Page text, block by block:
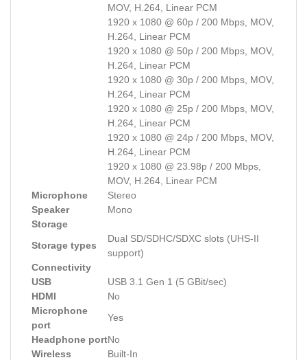
MOV, H.264, Linear PCM
1920 x 1080 @ 60p / 200 Mbps, MOV,
H.264, Linear PCM
1920 x 1080 @ 50p / 200 Mbps, MOV,
H.264, Linear PCM
1920 x 1080 @ 30p / 200 Mbps, MOV,
H.264, Linear PCM
1920 x 1080 @ 25p / 200 Mbps, MOV,
H.264, Linear PCM
1920 x 1080 @ 24p / 200 Mbps, MOV,
H.264, Linear PCM
1920 x 1080 @ 23.98p / 200 Mbps,
MOV, H.264, Linear PCM
Microphone
Stereo
Speaker
Mono
Storage
Storage types
Dual SD/SDHC/SDXC slots (UHS-II
support)
Connectivity
USB
USB 3.1 Gen 1 (5 GBit/sec)
HDMI
No
Microphone
port
Yes
Headphone portNo
Wireless
Built-In